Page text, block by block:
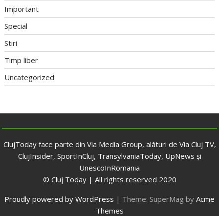
Important
Special
Stiri
Timp liber
Uncategorized
ClujToday face parte din Via Media Group, alături de Via Cluj TV,
ClujInsider, SportInCluj, TransylvaniaToday, UpNews și
UnescoInRomania
© Cluj Today | All rights reserved 2020
Proudly powered by WordPress | Theme: SuperMag by Acme
Themes